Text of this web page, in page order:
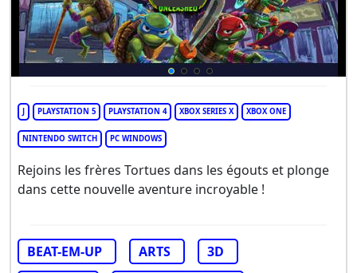
PLAYSTATION 5 PLAYSTATION 4 XBOX SERIES X XBOX ONE
NINTENDO SWITCH PC WINDOWS
Rejoins les frères Tortues dans les égouts et plonge
dans cette nouvelle aventure incroyable !
BEAT-EM-UP ARTS
3D